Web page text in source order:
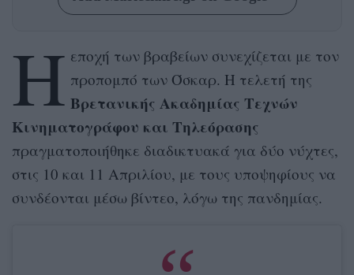
Η εποχή των βραβείων συνεχίζεται με τον
προπομπό των Όσκαρ. Η τελετή της
Βρετανικής Ακαδημίας Τεχνών
Κινηματογράφου και Τηλεόρασης
πραγματοποιήθηκε διαδικτυακά για δύο νύχτες,
στις 10 και 11 Απριλίου, με τους υποψηφίους να
συνδέονται μέσω βίντεο, λόγω της πανδημίας.